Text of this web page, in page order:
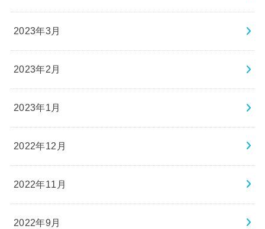
2023年3月
2023年2月
2023年1月
2022年12月
2022年11月
2022年9月